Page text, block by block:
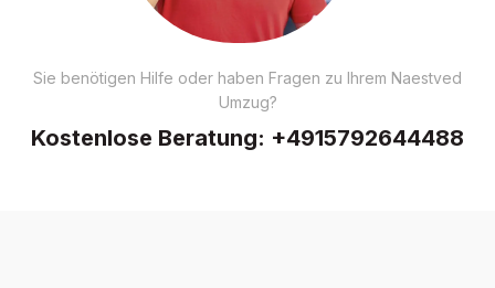
Sie benötigen Hilfe oder haben Fragen zu Ihrem Naestved
Umzug?
Kostenlose Beratung: +4915792644488